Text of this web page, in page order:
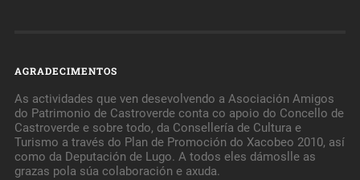
AGRADECIMENTOS
As actividades que ven desevolvendo a Asociación Amigos
do Patrimonio de Castroverde conta co apoio do Concello de
Castroverde e sobre todo, da Consellería de Cultura e
Turismo a través do Plan de Promoción do Xacobeo 2010, así
como da Deputación de Lugo. A todos eles dámoslle as
grazas pola súa colaboración e axuda.